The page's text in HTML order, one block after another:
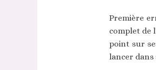
Première
complet de
point sur
lancer dans